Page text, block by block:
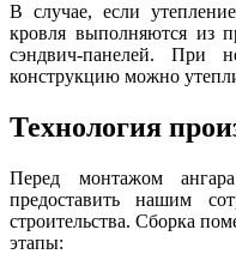
В случае, если
кровля выполняются из
сэндвич-панелей. При
конструкцию можно
Технология
Перед монтажом
предоставить нашим
строительства. Сборка
этапы: